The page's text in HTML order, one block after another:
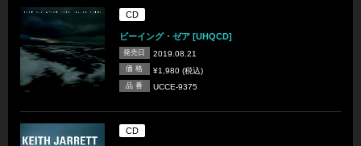
CD
ビーイング・ゼア [UHQCD]
発売日 2019.08.21
価 格 ¥1,980 (税込)
品 番 UCCE-9375
CD